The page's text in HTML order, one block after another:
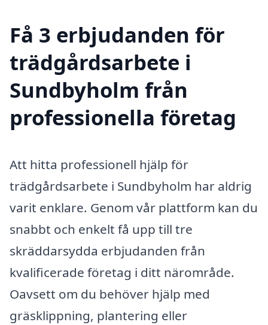
Få 3 erbjudanden för
trädgårdsarbete i
Sundbyholm från
professionella företag
Att hitta professionell hjälp för
trädgårdsarbete i Sundbyholm har aldrig
varit enklare. Genom vår plattform kan du
snabbt och enkelt få upp till tre
skräddarsydda erbjudanden från
kvalificerade företag i ditt närområde.
Oavsett om du behöver hjälp med
gräsklippning, plantering eller